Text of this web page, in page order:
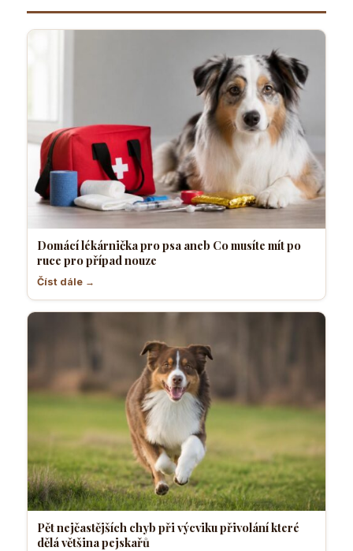
Domácí lékárnička pro psa aneb Co musíte mít po
ruce pro případ nouze
Číst dále →
Pět nejčastějších chyb při výcviku přivolání které
dělá většina pejskařů